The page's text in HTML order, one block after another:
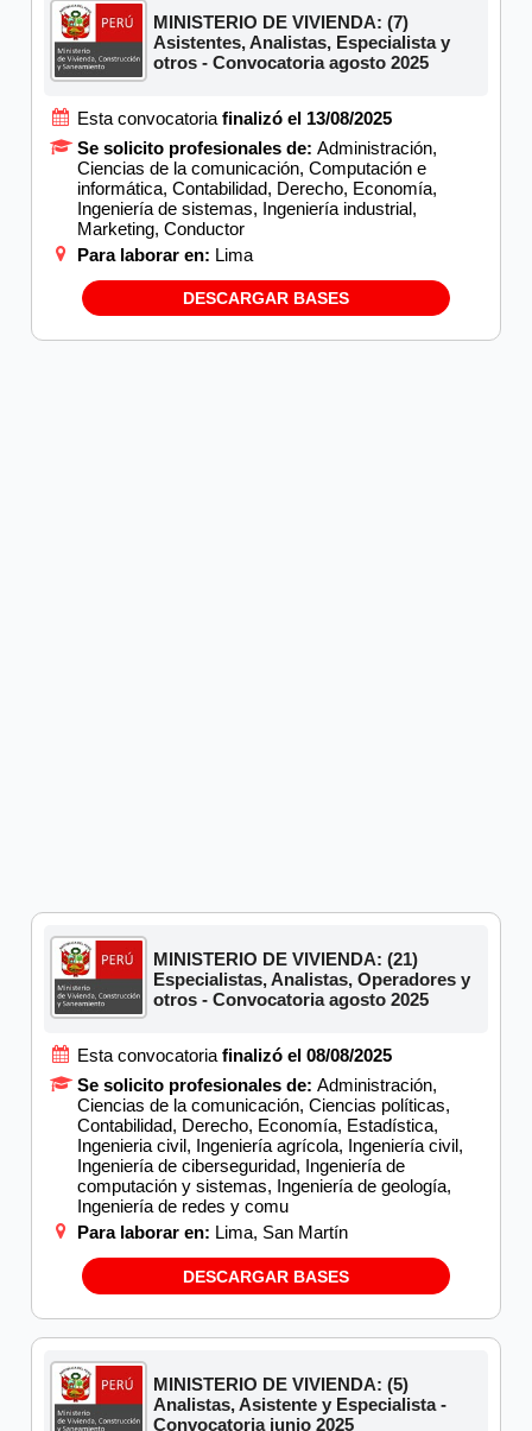
MINISTERIO DE VIVIENDA: (7)
Asistentes, Analistas, Especialista y
otros - Convocatoria agosto 2025
Esta convocatoria finalizó el 13/08/2025
Se solicito profesionales de: Administración,
Ciencias de la comunicación, Computación e
informática, Contabilidad, Derecho, Economía,
Ingeniería de sistemas, Ingeniería industrial,
Marketing, Conductor
Para laborar en: Lima
DESCARGAR BASES
MINISTERIO DE VIVIENDA: (21)
Especialistas, Analistas, Operadores y
otros - Convocatoria agosto 2025
Esta convocatoriafinalizó el 08/08/2025
Se solicito profesionales de: Administración,
Ciencias de la comunicación, Ciencias políticas,
Contabilidad, Derecho, Economía, Estadística,
Ingenieria civil, Ingeniería agrícola, Ingeniería civil,
Ingeniería de ciberseguridad, Ingeniería de
computación y sistemas, Ingeniería de geología,
Ingeniería de redes y comu
Para laborar en: Lima, San Martín
DESCARGAR BASES
MINISTERIO DE VIVIENDA: (5)
Analistas, Asistente y Especialista -
Convocatoria junio 2025